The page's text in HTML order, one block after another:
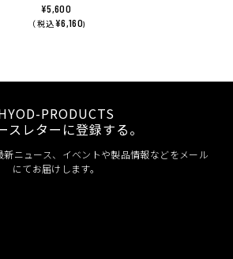
¥5,600
（ 税込¥6,160)
PRODUCTS
スレターに登録する。
新ニュース、イベントや製品情報などをメール
にてお届けします。